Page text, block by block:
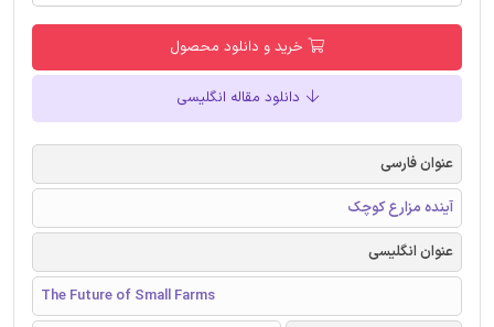
خرید و دانلود محصول
دانلود مقاله انگلیسی
عنوان فارسی
آینده مزارع کوچک
عنوان انگلیسی
The Future of Small Farms